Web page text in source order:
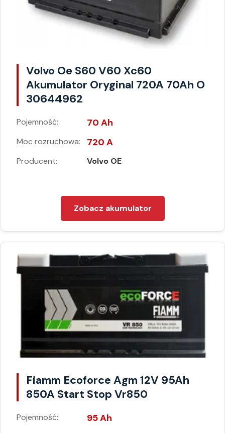
Volvo Oe S60 V60 Xc60
Akumulator Oryginal 720A 70Ah O
30644962
Pojemność: 70 Ah
Moc rozruchowa: 720 A
Producent: Volvo OE
Zobacz akumulator
Fiamm Ecoforce Agm 12V 95Ah
850A Start Stop Vr850
Pojemność: 95 Ah